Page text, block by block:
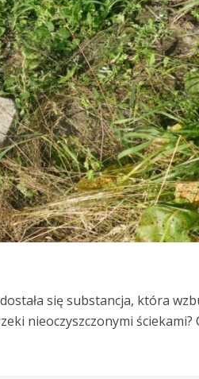
się substancja, która
nieoczyszczonymi ściekami?